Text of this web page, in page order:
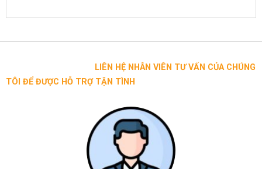
LIÊN HỆ NHÂN VIÊN TƯ VẤN CỦA CHÚNG
TÔI ĐỂ ĐƯỢC HỖ TRỢ TẬN TÌNH